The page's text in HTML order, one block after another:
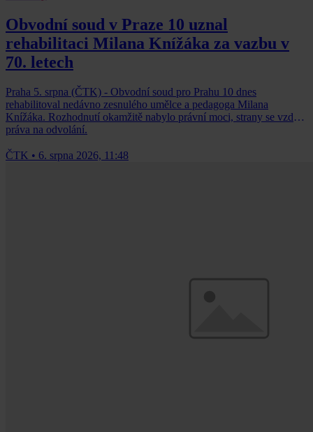
Obvodní soud v Praze 10 uznal
rehabilitaci Milana Knížáka za vazbu v
70. letech
Praha 5. srpna (ČTK) - Obvodní soud pro Prahu 10 dnes
rehabilitoval nedávno zesnulého umělce a pedagoga Milana
Knížáka. Rozhodnutí okamžitě nabylo právní moci, strany se vzdaly
práva na odvolání.
ČTK • 6. srpna 2026, 11:48